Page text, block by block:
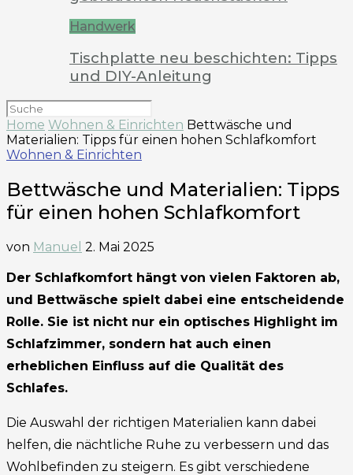
Handwerk
Tischplatte neu beschichten: Tipps
und DIY-Anleitung
Home Wohnen & Einrichten Bettwäsche und
Materialien: Tipps für einen hohen Schlafkomfort
Wohnen & Einrichten
Bettwäsche und Materialien: Tipps
für einen hohen Schlafkomfort
von Manuel 2. Mai 2025
Der Schlafkomfort hängt von vielen Faktoren ab,
und Bettwäsche spielt dabei eine entscheidende
Rolle. Sie ist nicht nur ein optisches Highlight im
Schlafzimmer, sondern hat auch einen
erheblichen Einfluss auf die Qualität des
Schlafes.
Die Auswahl der richtigen Materialien kann dabei
helfen, die nächtliche Ruhe zu verbessern und das
Wohlbefinden zu steigern. Es gibt verschiedene